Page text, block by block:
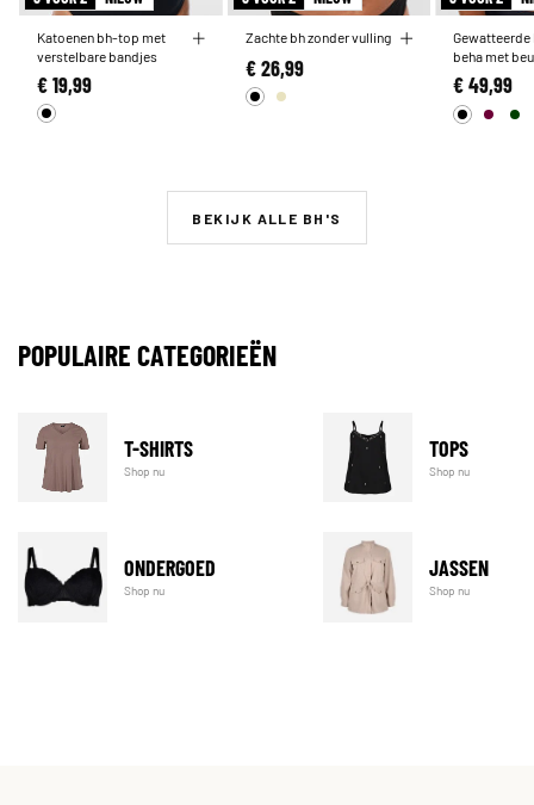
Katoenen bh-top met
verstelbare bandjes
€ 19,99
Zachte bh zonder vulling
€ 26,99
Gewatteerde
beha met
€ 49,99
BEKIJK ALLE BH'S
POPULAIRE CATEGORIEËN
T-SHIRTS
Shop nu
TOPS
Shop nu
ONDERGOED
Shop nu
JASSEN
Shop nu